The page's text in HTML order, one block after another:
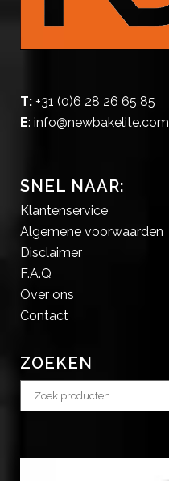
T: +31 (0)6 28 26 65 85
E: info@newbakelite.com
SNEL NAAR:
Klantenservice
Algemene voorwaarden
Disclaimer
F.A.Q
Over ons
Contact
ZOEKEN